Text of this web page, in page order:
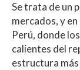
Se trata de un
mercados, y
Perú, donde los
calientes del
estructura más